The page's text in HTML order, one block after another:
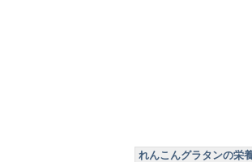
れんこんグラタンの栄